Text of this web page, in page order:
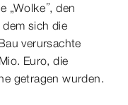
„Wolke”, den
sich die
verursachte
Euro, die
getragen wurden.